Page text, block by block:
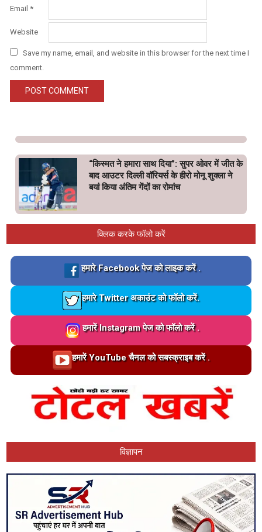
Email *
Website
Save my name, email, and website in this browser for the next time I
comment.
“किस्मत ने हमारा साथ दिया”: सुपर ओवर में जीत के
बाद आउटर दिल्ली वॉरियर्स के हीरो मोनू शुक्ला ने
बयां किया अंतिम गेंदों का रोमांच
क्लिक करके फॉलो करें
Loading…
हमारे Facebook पेज को लाइक करें .
Loading…
हमारे Twitter अकाउंट को फॉलो करें.
Loading…
हमारें Instagram पेज को फॉलो करें .
Loading…हमारें YouTube चैनल को सबस्क्राइब करें .
विज्ञापन